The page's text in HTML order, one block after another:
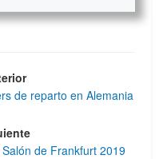
de reparto en Alemania
de Frankfurt 2019